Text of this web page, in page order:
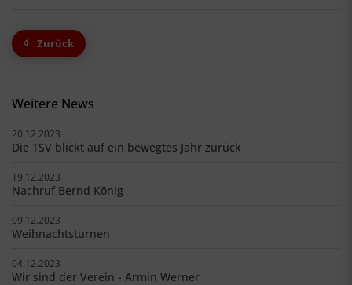
Zurück
Weitere News
20.12.2023
Die TSV blickt auf ein bewegtes Jahr zurück
19.12.2023
Nachruf Bernd König
09.12.2023
Weihnachtsturnen
04.12.2023
Wir sind der Verein - Armin Werner